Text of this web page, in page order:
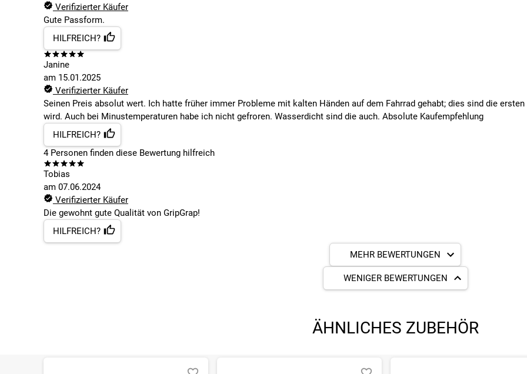
Verifizierter Käufer
Gute Passform.
HILFREICH?
Janine
am 15.01.2025
Verifizierter Käufer
Seinen Preis absolut wert. Ich hatte früher immer Probleme mit kalten Händen auf dem Fahrrad gehabt; dies sind die
wird. Auch bei Minustemperaturen habe ich nicht gefroren. Wasserdicht sind die auch. Absolute Kaufempfehlung
HILFREICH?
4Personen findendiese Bewertung hilfreich
Tobias
am 07.06.2024
Verifizierter Käufer
Die gewohnt gute Qualität von GripGrap!
HILFREICH?
MEHR BEWERTUNGEN
WENIGER BEWERTUNGEN
ÄHNLICHES ZUBEHÖR